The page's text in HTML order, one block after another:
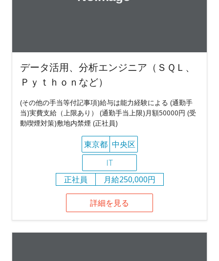
データ活用、分析エンジニア（ＳＱＬ、
Ｐｙｔｈｏｎなど）
(その他の手当等付記事項)給与は能力経験による (通勤手
当)実費支給（上限あり） (通勤手当上限)月額50000円 (受
動喫煙対策)敷地内禁煙 (正社員)
東京都 中央区
IT
正社員
月給250,000円
詳細を見る